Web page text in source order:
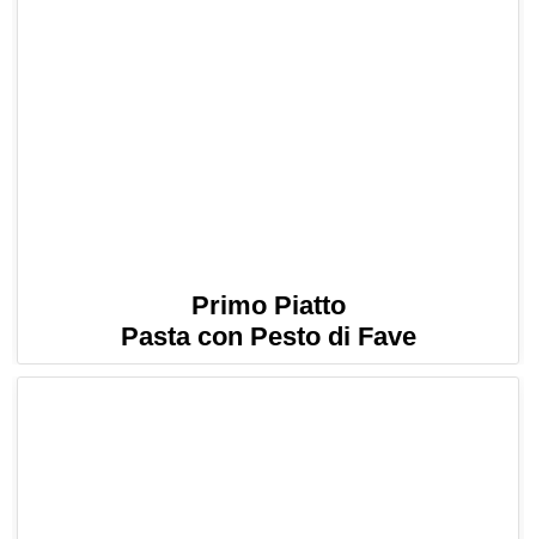
Primo Piatto
Pasta con Pesto di Fave